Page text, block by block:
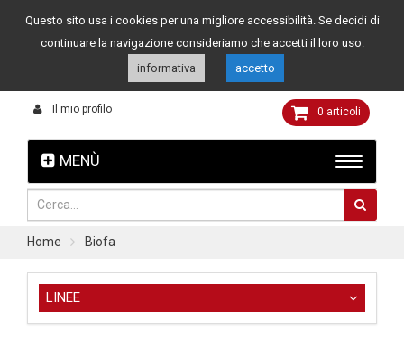
Assistenza clienti 049 8015108 349 4262144
MENÙ
Il mio profilo 0 articoli
Home Biofa
LINEE
Questo sito usa i cookies per una migliore accessibilità. Se decidi di
continuare la navigazione consideriamo che accetti il loro uso.
informativa
accetto